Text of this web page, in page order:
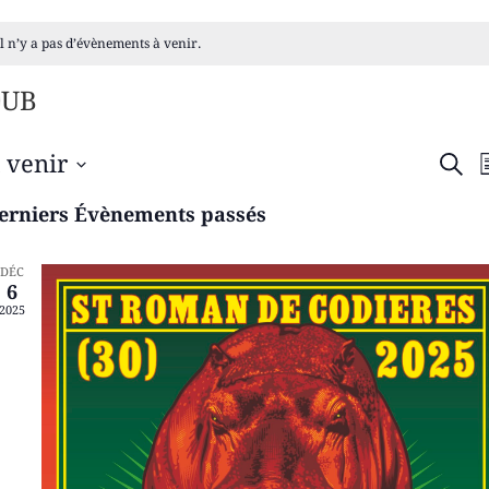
n’y a pas d’évènements à venir.
DE
venir
Évènements passés
DÉC
6
2025